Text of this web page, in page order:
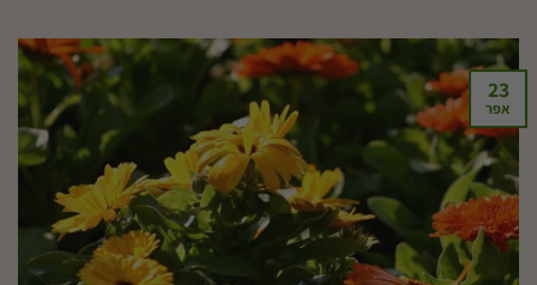
23
אפר